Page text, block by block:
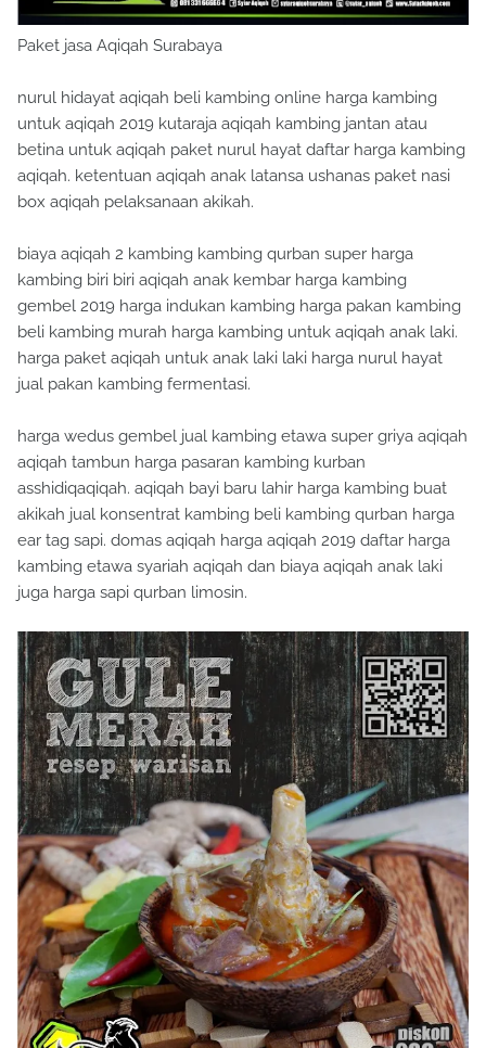
Paket jasa Aqiqah Surabaya
nurul hidayat aqiqah beli kambing online harga kambing
untuk aqiqah 2019 kutaraja aqiqah kambing jantan atau
betina untuk aqiqah paket nurul hayat daftar harga kambing
aqiqah. ketentuan aqiqah anak latansa ushanas paket nasi
box aqiqah pelaksanaan akikah.
biaya aqiqah 2 kambing kambing qurban super harga
kambing biri biri aqiqah anak kembar harga kambing
gembel 2019 harga indukan kambing harga pakan kambing
beli kambing murah harga kambing untuk aqiqah anak laki.
harga paket aqiqah untuk anak laki laki harga nurul hayat
jual pakan kambing fermentasi.
harga wedus gembel jual kambing etawa super griya aqiqah
aqiqah tambun harga pasaran kambing kurban
asshidiqaqiqah. aqiqah bayi baru lahir harga kambing buat
akikah jual konsentrat kambing beli kambing qurban harga
ear tag sapi. domas aqiqah harga aqiqah 2019 daftar harga
kambing etawa syariah aqiqah dan biaya aqiqah anak laki
juga harga sapi qurban limosin.